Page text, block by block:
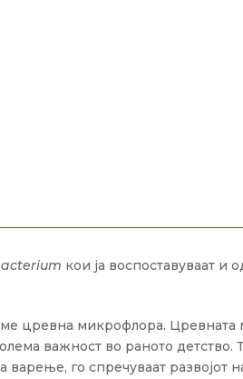
кои ја воспоставуваат и
цревна микрофлора.
важност во раното детство.
го спречуваат развојот